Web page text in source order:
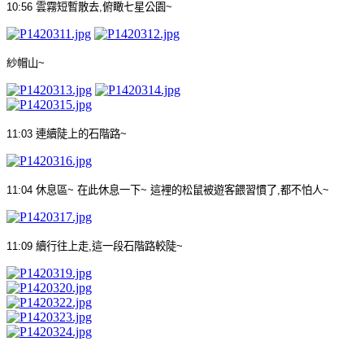
10:56 雲霧短暫散去 俯瞰七星公園~
紗帽山~
11:03 連續陡上的石階路~
11:04 休息區~ 在此休息一下~ 這裡的松鼠被遊客餵習慣了 都不怕人~
11:09 續行往上走 這一段石階路較陡~